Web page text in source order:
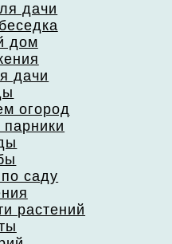
дачи
дом
дачи
огород
саду
растений